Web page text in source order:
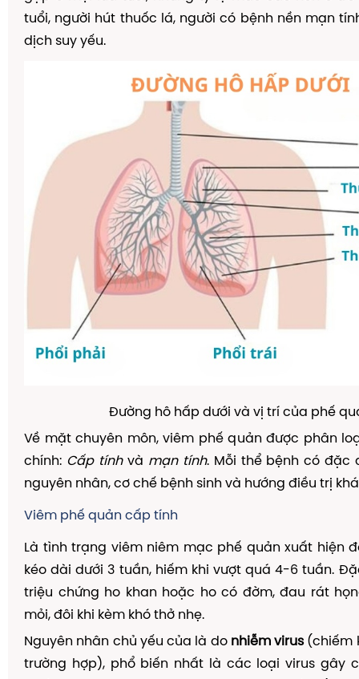
Kiến Thức Về Dầu Gội Thảo Dược
Kiến Thức Về Máy Lọc Không Khí
tuổi, người hút thuốc lá, người có bệnh nền mạn
dịch suy yếu.
Đường hô hấp dưới và vị trí của phế
Về mặt chuyên môn, viêm phế quản được phân
chính: Cấp tínhvà mạn tính. Mỗi thể bệnh có đặc
nguyên nhân, cơ chế bệnh sinh và hướng điều trị
Viêm phế quản cấp tính
Là tình trạng viêm niêm mạc phế quản xuất hiện
kéo dài dưới 3 tuần, hiếm khi vượt quá 4-6 tuần.
triệu chứng ho khan hoặc ho có đờm, đau rát
mỏi, đôi khi kèm khó thở nhẹ.
Nguyên nhân chủ yếu của là do nhiễm virus(chiếm
trường hợp), phổ biến nhất là các loại virus gây